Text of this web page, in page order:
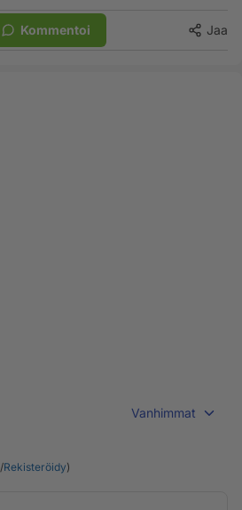
Kommentoi Jaa
Vanhimmat
/Rekisteröidy)